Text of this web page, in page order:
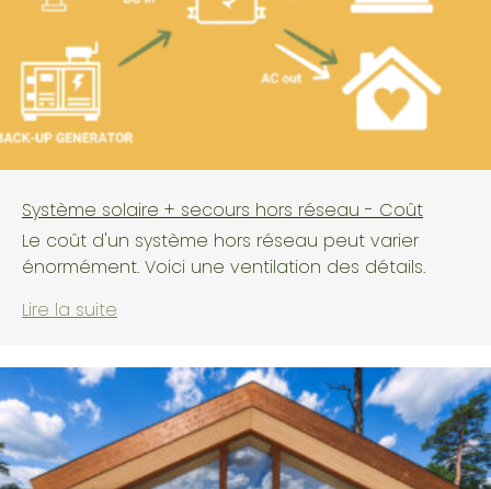
Système solaire + secours hors réseau - Coût
Le coût d'un système hors réseau peut varier
énormément. Voici une ventilation des détails.
Lire la suite